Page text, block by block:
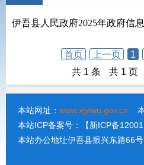
首页 上一页 1
共 1 条
共 1 页
本站网址： www.xjyiwu.gov.cn 本
本站ICP备案号：【新ICP备
本站办公地址伊吾县振兴东路66